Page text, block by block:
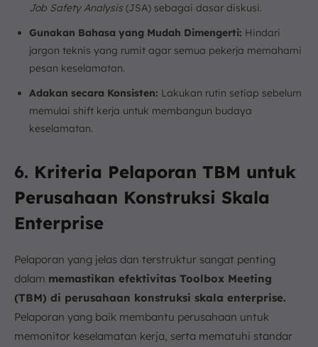
Job Safety Analysis (JSA) sebagai dasar diskusi.
Gunakan Bahasa yang Mudah Dimengerti: Hindari
jargon teknis yang rumit agar semua pekerja memahami
pesan keselamatan.
Adakan secara Konsisten: Lakukan rutin setiap sebelum
memulai shift kerja untuk membangun budaya
keselamatan.
6. Kriteria Pelaporan TBM untuk
Perusahaan Konstruksi Skala
Enterprise
Pelaporan yang jelas dan terstruktur sangat penting
dalam memastikan efektivitas Toolbox Meeting
(TBM) di perusahaan konstruksi skala enterprise.
Pelaporan yang baik membantu perusahaan untuk
memonitor keselamatan kerja, serta mematuhi standar